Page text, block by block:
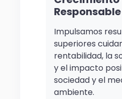
Responsable
Impulsamos
superiores
rentabilidad, la
y el impacto
sociedad y el
ambiente.